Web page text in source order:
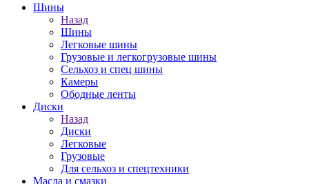
Шины
Назад
Шины
Легковые шины
Грузовые и легкогрузовые шины
Сельхоз и спец шины
Камеры
Ободные ленты
Диски
Назад
Диски
Легковые
Грузовые
Для сельхоз и спецтехники
Масла и смазки